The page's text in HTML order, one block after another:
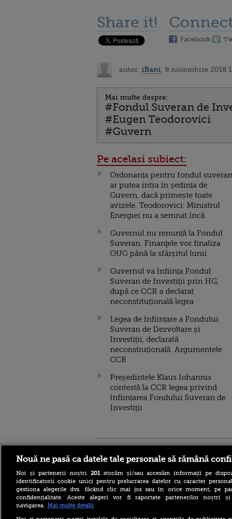
Share it!
Facebook
autor: iBani , 8 noiembrie 2018
Mai multe despre:
#Fondul Suveran de
#Eugen Teodorovici
#Guvern
Pe acelasi subiect:
Ordonanța pentru fondul suveran
ar putea intra în ședința de
Guvern, dacă primește toate
avizele. Teodorovici: Ministrul
Energiei nu a semnat încă
Guvernul nu renunță la Fondul
Suveran. Finanţele vor finaliza
OUG până la sfârșitul lunii
Guvernul va înființa Fondul
Suveran de Investiții prin HG,
după ce CCR a declarat
neconstituțională legea
Legea de înființare a Fondului
Suveran de Dezvoltare și
Investiții, declarată
neconstiuțională. Argumentele
CCR
Președintele Klaus Iohannis
contestă la CCR legea privind
înființarea Fondului Suveran de
Investiții
Nouă ne pasă ca datele tale personale să rămână
Noi și partenerii noștri 201stocăm și/sau accesăm informații pe
identificatorii cookie unici pentru prelucrarea datelor cu caracter
gestiona alegerile dvs. făcând clic mai jos sau în orice moment, pe
confidențialitate. Aceste alegeri vor fi raportate partenerilor noștri
navigarea. Mai multe detalii